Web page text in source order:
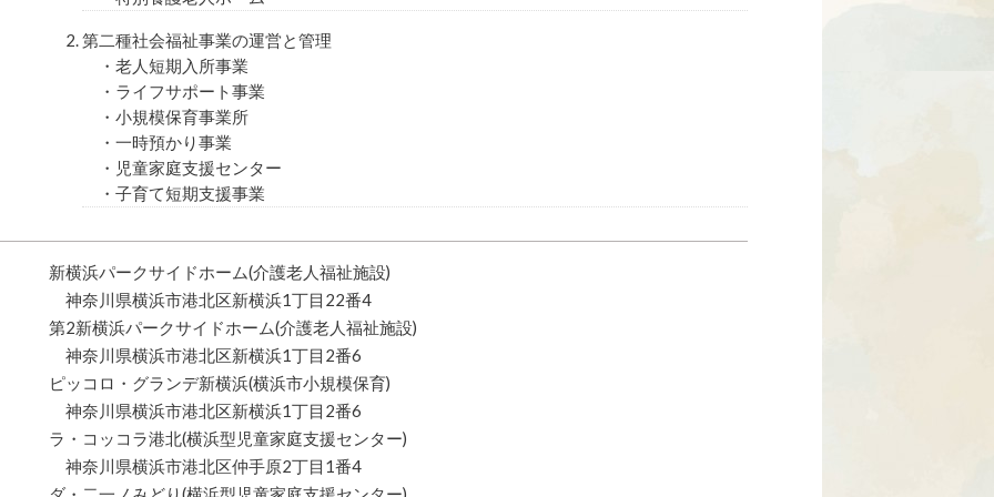
第二種社会福祉事業の運営と管理
・老人短期入所事業
・ライフサポート事業
・小規模保育事業所
・一時預かり事業
・児童家庭支援センター
・子育て短期支援事業
新横浜パークサイドホーム(介護老人福祉施設)
神奈川県横浜市港北区新横浜1丁目22番4
第2新横浜パークサイドホーム(介護老人福祉施設)
神奈川県横浜市港北区新横浜1丁目2番6
ピッコロ・グランデ新横浜(横浜市小規模保育)
神奈川県横浜市港北区新横浜1丁目2番6
ラ・コッコラ港北(横浜型児童家庭支援センター)
神奈川県横浜市港北区仲手原2丁目1番4